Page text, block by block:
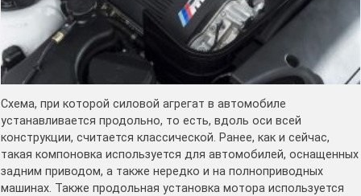
Схема, при которой силовой агрегат в автомобиле
устанавливается продольно, то есть, вдоль оси всей
конструкции, считается классической. Ранее, как и сейчас,
такая компоновка используется для автомобилей, оснащенных
задним приводом, а также нередко и на полноприводных
машинах. Также продольная установка мотора используется